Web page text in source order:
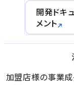
開発ドキュ
メント
加盟店様の事業